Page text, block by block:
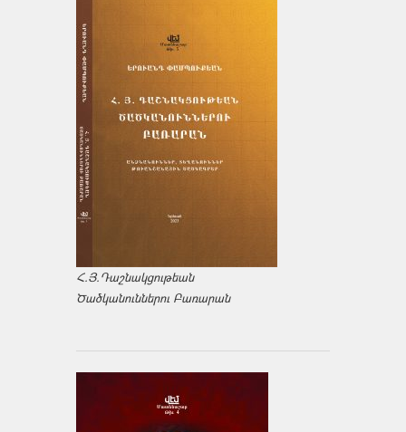
Հ.Յ.Դաշնակցութեան
Ծածկանուններու Բառարան